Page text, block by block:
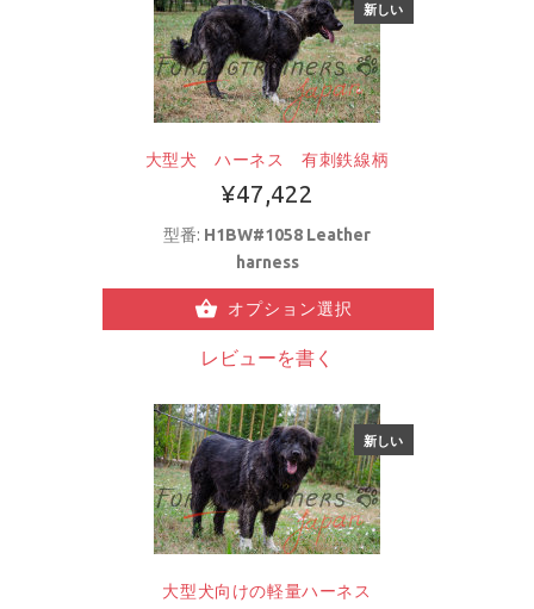
新しい
大型犬 ハーネス 有刺鉄線柄
¥47,422
型番: H1BW#1058 Leather
harness
オプション選択
レビューを書く
新しい
大型犬向けの軽量ハーネス